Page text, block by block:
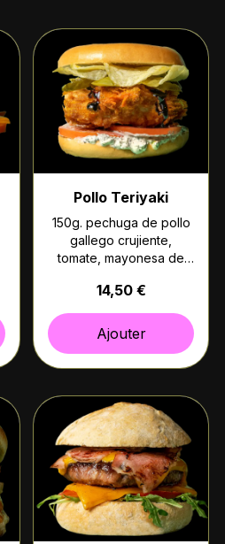
Pollo Teriyaki
150g. pechuga de pollo
gallego crujiente,
tomate, mayonesa de
caseras y salsa teriyaki.
(Pan brioche)
14,50 €
Ajouter